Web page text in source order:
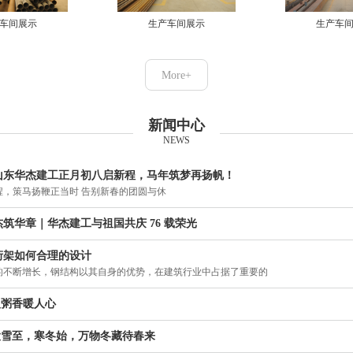
间展示 生产车间展示 生产车
More+
新闻中心
NEWS
华杰建工正月初八启新程，马年筑梦再扬帆！
，策马扬鞭正当时 告别新春的团圆与休
华章｜华杰建工与祖国共庆 76 载荣光
架如何合理的设计
不断增长，钢结构以其自身的优势，在建筑行业中占据了重要的
香暖人心
至，寒冬始，万物冬藏待春来